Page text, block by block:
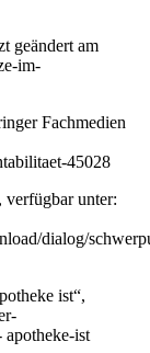
geändert am
im-
Fachmedien
45028
verfügbar unter:
dialog/
ist“,
ist